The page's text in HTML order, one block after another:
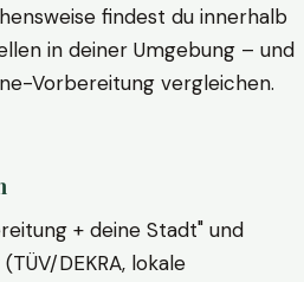
findest du innerhalb
in deiner Umgebung – und
Vorbereitung vergleichen.
+ deine Stadt" und
DEKRA, lokale